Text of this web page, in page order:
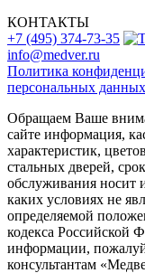
КОНТАКТЫ
+7 (495) 374-73-35
info@medver.ru
Политика
персональных данных
Обращаем Ваше
сайте информация,
характеристик,
стальных дверей,
обслуживания носит
каких условиях не
определяемой
кодекса Российской
информации,
консультантам